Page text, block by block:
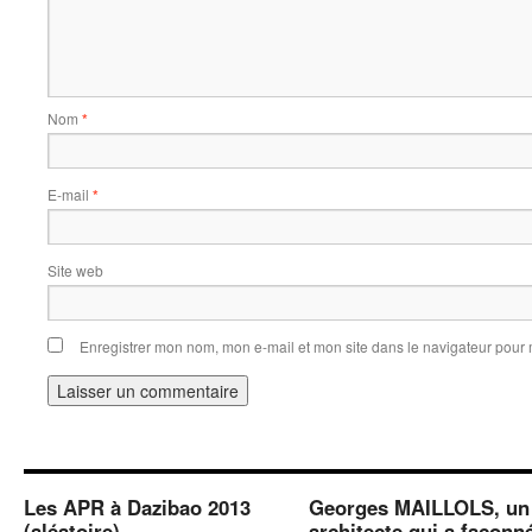
Nom *
E-mail *
Site web
Enregistrer mon nom, mon e-mail et mon site dans le navigateur
Les APR à Dazibao 2013
Georges MAILLOLS, un